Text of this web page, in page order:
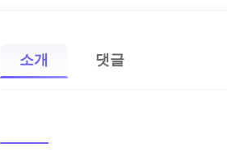
소개 댓글